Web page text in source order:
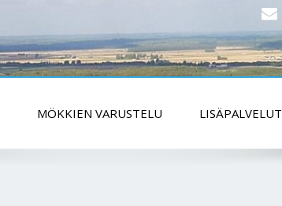
MÖKKIEN VARUSTELU LISÄPALVELUT